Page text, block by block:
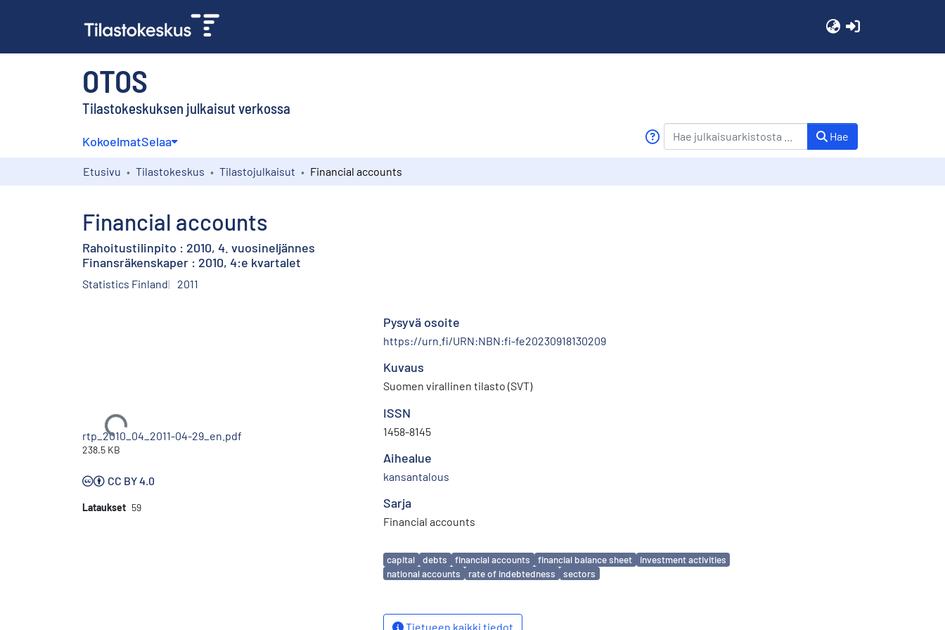
OTOS
Tilastokeskuksen julkaisut verkossa
KokoelmatSelaa Hae
Etusivu Tilastokeskus Tilastojulkaisut Financial accounts
Financial accounts
Rahoitustilinpito : 2010, 4. vuosineljännes
Finansräkenskaper : 2010, 4:e kvartalet
Statistics Finland 2011
Ladataan...
rtp_2010_04_2011-04-29_en.pdf
238.5 KB
CC BY 4.0
Lataukset 59
Pysyvä osoite
https://urn.fi/URN:NBN:fi-fe20230918130209
Kuvaus
Suomen virallinen tilasto (SVT)
ISSN
1458-8145
Aihealue
kansantalous
Sarja
Financial accounts
Avainsanat
capital debts financial accounts financial balance sheet
investment activities
national accounts
rate of indebtedness sectors
Tietueen kaikki tiedot